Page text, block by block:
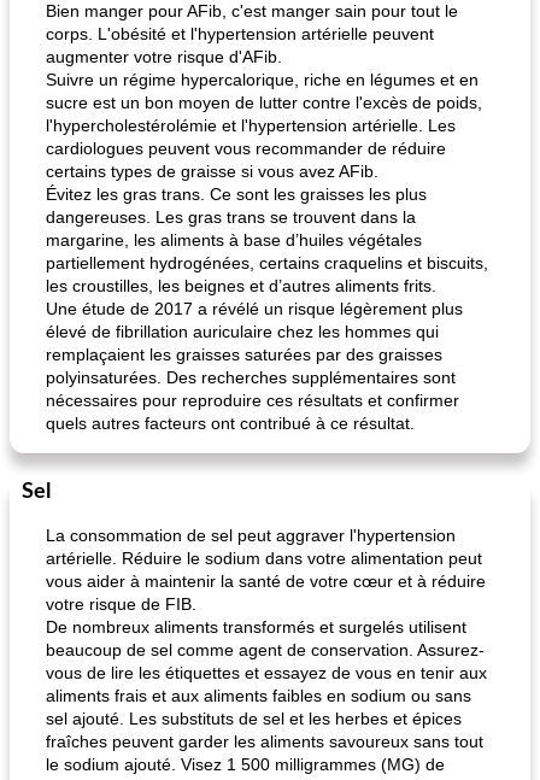
Bien manger pour AFib, c'est manger sain pour tout le
corps. L'obésité et l'hypertension artérielle peuvent
augmenter votre risque d'AFib.
Suivre un régime hypercalorique, riche en légumes et en
sucre est un bon moyen de lutter contre l'excès de poids,
l'hypercholestérolémie et l'hypertension artérielle. Les
cardiologues peuvent vous recommander de réduire
certains types de graisse si vous avez AFib.
Évitez les gras trans. Ce sont les graisses les plus
dangereuses. Les gras trans se trouvent dans la
margarine, les aliments à base d’huiles végétales
partiellement hydrogénées, certains craquelins et biscuits,
les croustilles, les beignes et d’autres aliments frits.
Une étude de 2017 a révélé un risque légèrement plus
élevé de fibrillation auriculaire chez les hommes qui
remplaçaient les graisses saturées par des graisses
polyinsaturées. Des recherches supplémentaires sont
nécessaires pour reproduire ces résultats et confirmer
quels autres facteurs ont contribué à ce résultat.
Sel
La consommation de sel peut aggraver l'hypertension
artérielle. Réduire le sodium dans votre alimentation peut
vous aider à maintenir la santé de votre cœur et à réduire
votre risque de FIB.
De nombreux aliments transformés et surgelés utilisent
beaucoup de sel comme agent de conservation. Assurez-
vous de lire les étiquettes et essayez de vous en tenir aux
aliments frais et aux aliments faibles en sodium ou sans
sel ajouté. Les substituts de sel et les herbes et épices
fraîches peuvent garder les aliments savoureux sans tout
le sodium ajouté. Visez 1 500 milligrammes (MG) de